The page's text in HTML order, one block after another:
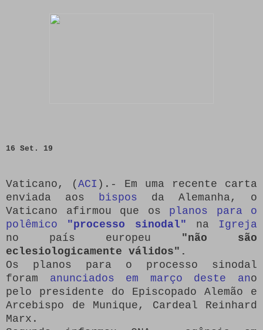
16 Set. 19
Vaticano, (ACI ).- Em uma recente carta
enviada aos
bispos da Alemanha, o
Vaticano afirmou que os planos para o
polêmico "processo sinodal" na Igreja
no país europeu "não são
eclesiologicamente válidos".
Os planos para o processo sinodal
foram anunciados em março deste ano
pelo presidente do Episcopado Alemão e
Arcebispo de Munique, Cardeal Reinhard
Marx.